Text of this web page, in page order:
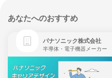
あなたへのおすすめ
パナソニック株式会社
半導体・電子機器メーカー